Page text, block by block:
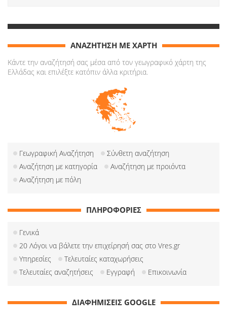
ΑΝΑΖΗΤΗΣΗ ΜΕ ΧΑΡΤΗ
Κάντε την αναζήτησή σας μέσα από τον γεωγραφικό χάρτη της
Ελλάδας και επιλέξτε κατόπιν άλλα κριτήρια.
Γεωγραφική Αναζήτηση
Σύνθετη αναζήτηση
Αναζήτηση με κατηγορία
Αναζήτηση με προιόντα
Αναζήτηση με πόλη
ΠΛΗΡΟΦΟΡΙΕΣ
Γενικά
20 Λόγοι να βάλετε την επιχείρησή σας στο Vres.gr
Υπηρεσίες
Τελευταίες καταχωρήσεις
Τελευταίες αναζητήσεις
Εγγραφή Επικοινωνία
ΔΙΑΦΗΜΙΣΕΙΣ GOOGLE